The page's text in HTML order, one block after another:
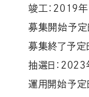
竣工：2019年
募集開始予
募集終了予
抽選日：2023
運用開始予定